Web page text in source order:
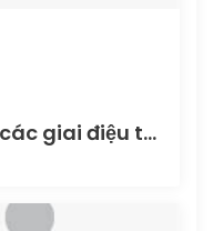
Vĩ đại nhất trong tất cả các giai điệu tôn vinh Warren Zevon: Bản xuất bản cuối cùng